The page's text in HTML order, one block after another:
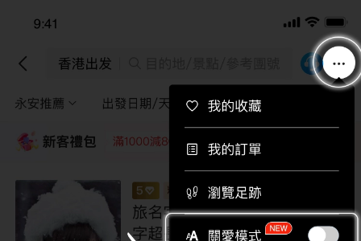
下載
永安推薦 出發日期/天數 途徑景點
新客禮包 每位即減220 每位即減160 每位即減120
【4鑽】【中亞細亞】哈薩克 7天探索
之旅
其他日期 03/09,10/09,17/09,24/09
全包價